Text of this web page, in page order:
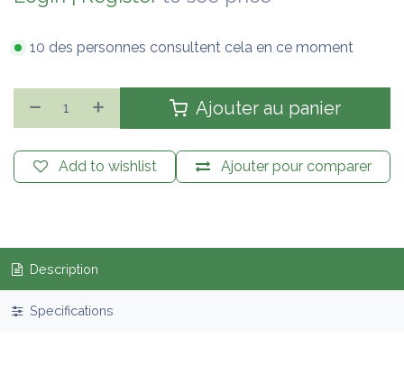
10 des personnes consultent cela en ce moment
Ajouter au panier
Ajouter pour comparer
Add to wishlist
Description
Specifications